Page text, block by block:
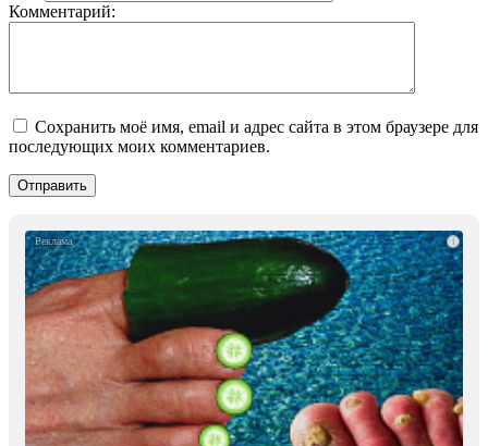
Комментарий:
Сохранить моё имя, email и адрес сайта в этом браузере для
последующих моих комментариев.
i